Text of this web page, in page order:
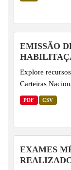
EMISSÃO
Explore
Carteiras
PDF CSV
EXAMES